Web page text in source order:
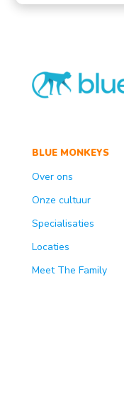
BLUE MONKEYS
Over ons
Onze cultuur
Specialisaties
Locaties
Meet The Family